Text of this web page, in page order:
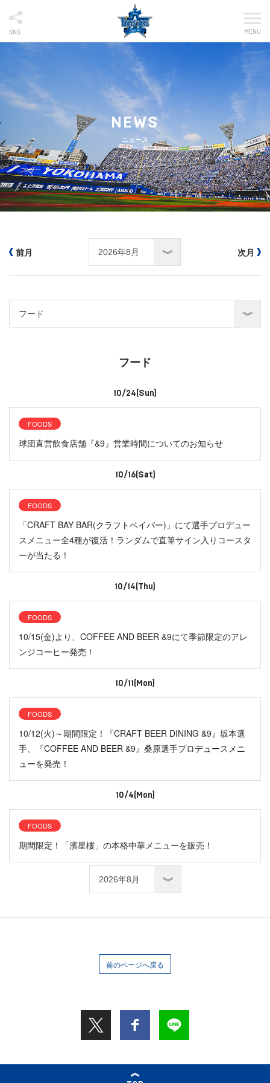
SNS MENU
NEWS
ニュース
前月 次月
フード
10/24(Sun)
FOODS
球団直営飲食店舗『&9』営業時間についてのお知らせ
10/16(Sat)
FOODS
「CRAFT BAY BAR(クラフトベイバー)」にて選手プロデュー
スメニュー全4種が復活！ランダムで直筆サイン入りコースタ
ーが当たる！
10/14(Thu)
FOODS
10/15(金)より、COFFEE AND BEER &9にて季節限定のアレ
ンジコーヒー発売！
10/11(Mon)
FOODS
10/12(火)～期間限定！『CRAFT BEER DINING &9』坂本選
手、『COFFEE AND BEER &9』桑原選手プロデュースメニ
ューを発売！
10/4(Mon)
FOODS
期間限定！「濱星樓」の本格中華メニューを販売！
前のページへ戻る